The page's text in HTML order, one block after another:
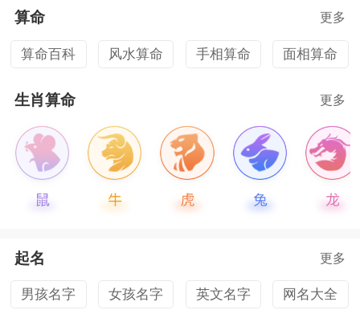
算命 更多
算命百科 风水算命 手相算命 面相算命
生肖算命 更多
起名 更多
男孩名字 女孩名字 英文名字 网名大全